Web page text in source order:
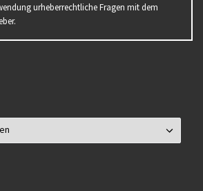
urheberrechtliche Fragen mit dem